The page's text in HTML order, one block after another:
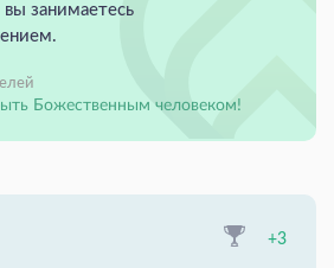
вы занимаетесь
Божественным человеком!
+3